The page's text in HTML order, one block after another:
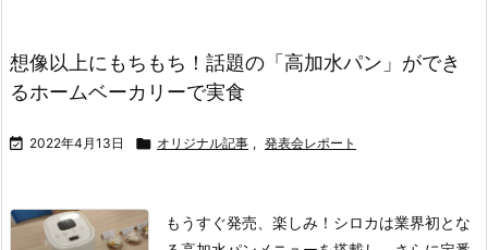
想像以上にもちもち！話題の「高加水パン」ができ
るホームベーカリーで実食
 2022年4月13日  オリジナル記事 , 発表会レポート
もうすぐ発売、楽しみ！ シロカは業界初とな